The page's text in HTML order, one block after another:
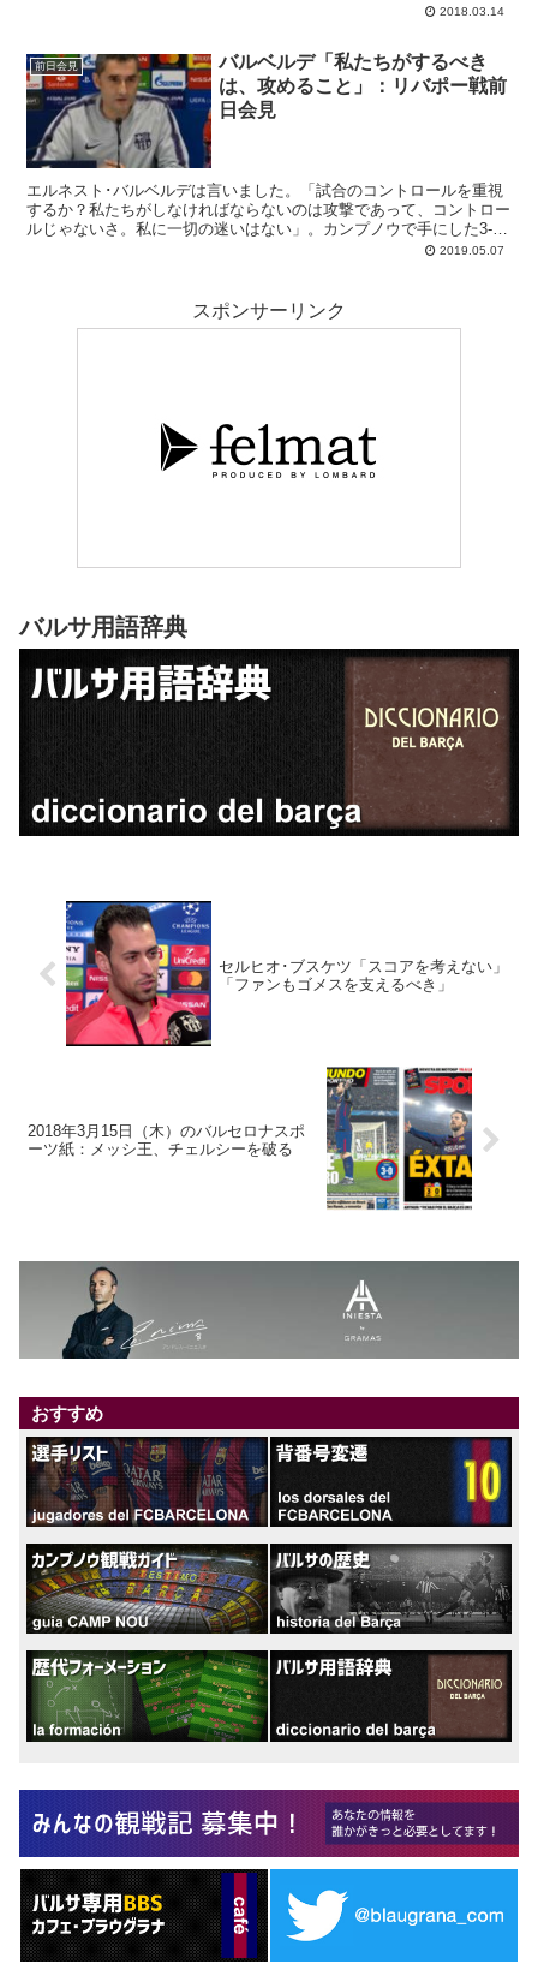
2018.03.14
前日会見
バルベルデ「私たちがするべき
は、攻めること」：リバポー戦前
日会見
エルネスト･バルベルデは言いました。「試合のコントロールを重視
するか？私たちがしなければならないのは攻撃であって、コントロー
ルじゃないさ。私に一切の迷いはない」。カンプノウで手にした3-0
を守りに行こうとすると泣きを見る。だからアンフィールドでは攻め
2019.05.07
スポンサーリンク
バルサ用語辞典
セルヒオ･ブスケツ「スコアを考えない」
「ファンもゴメスを支えるべき」
2018年3月15日（木）のバルセロナスポ
ーツ紙：メッシ王、チェルシーを破る
おすすめ